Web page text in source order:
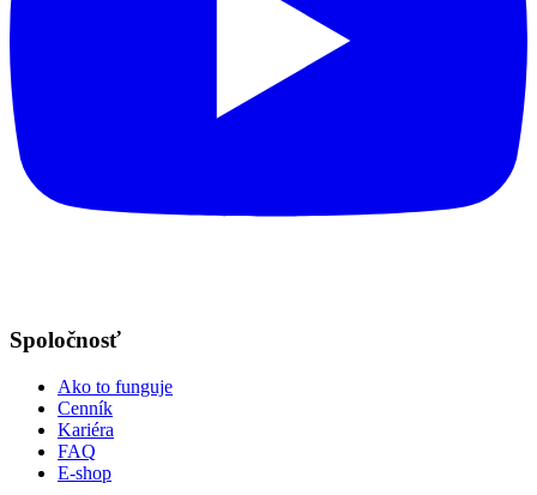
Spoločnosť
Ako to funguje
Cenník
Kariéra
FAQ
E-shop